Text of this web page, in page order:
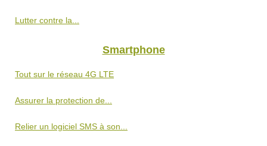
Lutter contre la...
Smartphone
Tout sur le réseau 4G LTE
Assurer la protection de...
Relier un logiciel SMS à son...